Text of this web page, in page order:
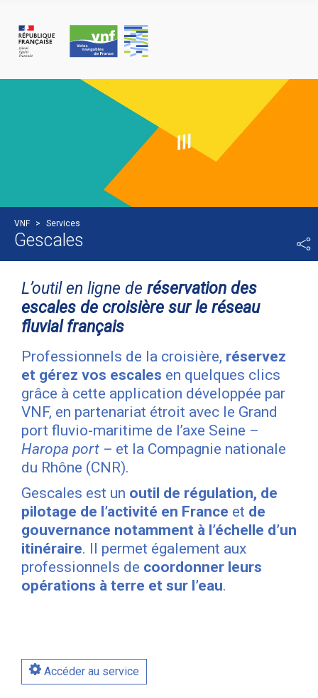
VNF > Services
Gescales
L’outil en ligne de réservation des
escales de croisière sur le réseau
fluvial français
Professionnels de la croisière, réservez
et gérez vos escales en quelques clics
grâce à cette application développée par
VNF, en partenariat étroit avec le Grand
port fluvio-maritime de l’axe Seine –
Haropa port – et la Compagnie nationale
du Rhône (CNR).
Gescales est un outil de régulation, de
pilotage de l’activité en France et de
gouvernance notamment à l’échelle d’un
itinéraire. Il permet également aux
professionnels de coordonner leurs
opérations à terre et sur l’eau.
Accéder au service